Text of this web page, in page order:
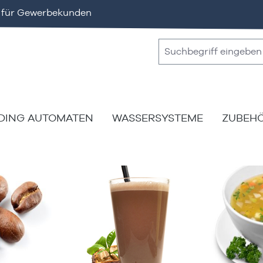
Gewerbekunden
AUTOMATEN WASSERSYSTEME